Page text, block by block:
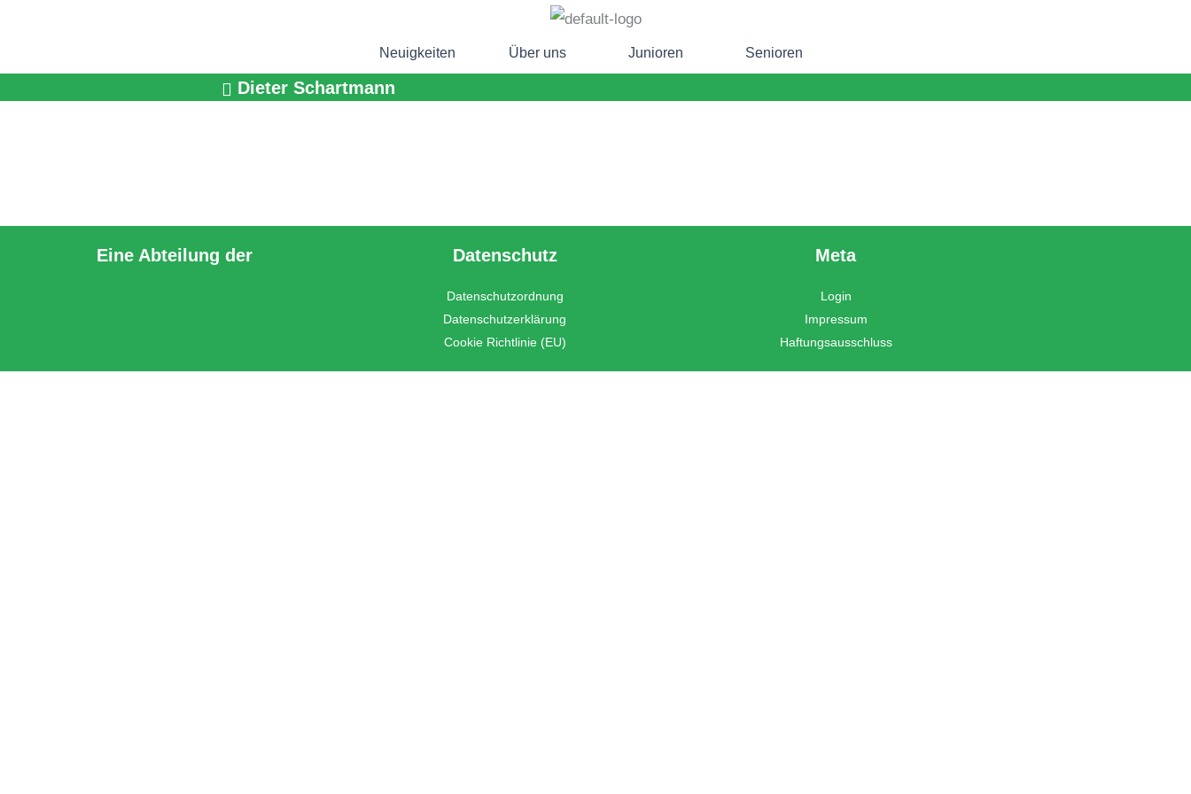
Neuigkeiten Über uns Junioren Senioren
Dieter Schartmann
Eine Abteilung der Datenschutz
Datenschutzordnung
Datenschutzerklärung
Cookie Richtlinie (EU)
Meta
Login
Impressum
Haftungsausschluss